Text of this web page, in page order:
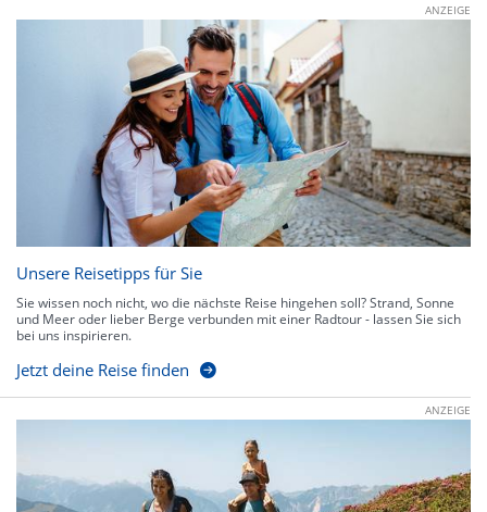
ANZEIGE
Unsere Reisetipps für Sie
Sie wissen noch nicht, wo die nächste Reise hingehen soll? Strand, Sonne
und Meer oder lieber Berge verbunden mit einer Radtour - lassen Sie sich
bei uns inspirieren.
Jetzt deine Reise finden
ANZEIGE